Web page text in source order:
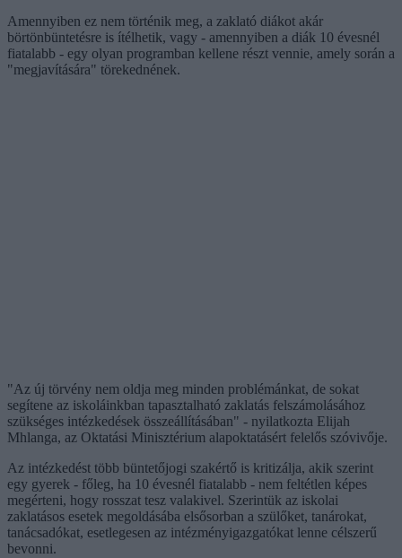
Amennyiben ez nem történik meg, a zaklató diákot akár
börtönbüntetésre is ítélhetik, vagy - amennyiben a diák 10 évesnél
fiatalabb - egy olyan programban kellene részt vennie, amely során a
"megjavítására" törekednének.
"Az új törvény nem oldja meg minden problémánkat, de sokat
segítene az iskoláinkban tapasztalható zaklatás felszámolásához
szükséges intézkedések összeállításában" - nyilatkozta Elijah
Mhlanga, az Oktatási Minisztérium alapoktatásért felelős szóvivője.
Az intézkedést több büntetőjogi szakértő is kritizálja, akik szerint
egy gyerek - főleg, ha 10 évesnél fiatalabb - nem feltétlen képes
megérteni, hogy rosszat tesz valakivel. Szerintük az iskolai
zaklatásos esetek megoldásába elsősorban a szülőket, tanárokat,
tanácsadókat, esetlegesen az intézményigazgatókat lenne célszerű
bevonni.